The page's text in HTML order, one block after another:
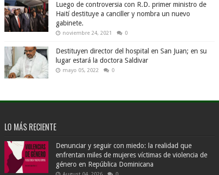
Luego de controversia con R.D. primer ministro de
Haití destituye a canciller y nombra un nuevo
gabinete.
noviembre 24, 2021 0
Destituyen director del hospital en San Juan; en su
lugar estará la doctora Saldivar
mayo 05, 2022 0
LO MÁS RECIENTE
Denunciar y seguir con miedo: la realidad que
enfrentan miles de mujeres víctimas de violencia de
género en República Dominicana